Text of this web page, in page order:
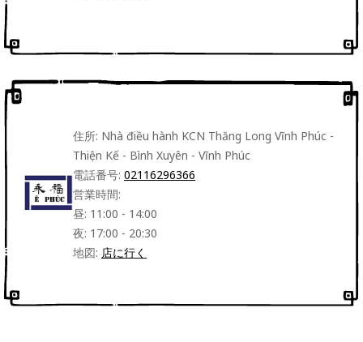
住所: Nhà điều hành KCN Thăng Long Vĩnh Phúc -
Thiện Kế - Bình Xuyên - Vĩnh Phúc
電話番号: 02116296366
営業時間:
昼: 11:00 - 14:00
夜: 17:00 - 20:30
地図: 店に行く